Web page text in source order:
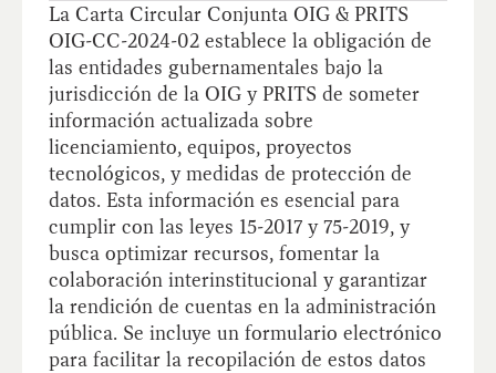
La Carta Circular Conjunta OIG & PRITS
OIG-CC-2024-02 establece la obligación de
las entidades gubernamentales bajo la
jurisdicción de la OIG y PRITS de someter
información actualizada sobre
licenciamiento, equipos, proyectos
tecnológicos, y medidas de protección de
datos. Esta información es esencial para
cumplir con las leyes 15-2017 y 75-2019, y
busca optimizar recursos, fomentar la
colaboración interinstitucional y garantizar
la rendición de cuentas en la administración
pública. Se incluye un formulario electrónico
para facilitar la recopilación de estos datos